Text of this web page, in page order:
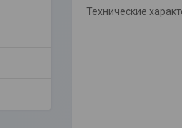
Технические